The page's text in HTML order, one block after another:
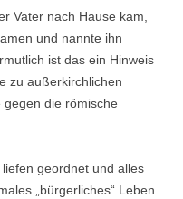
Vater nach Hause kam,
und nannte ihn
ist das ein Hinweis
zu außerkirchlichen
die römische
geordnet und alles
„bürgerliches“ Leben